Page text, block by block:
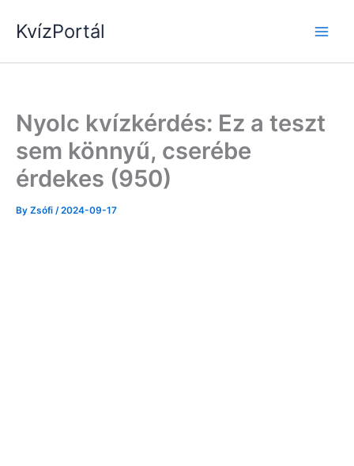
KvízPortál
Nyolc kvízkérdés: Ez a teszt
sem könnyű, cserébe
érdekes (950)
By Zsófi /2024-09-17